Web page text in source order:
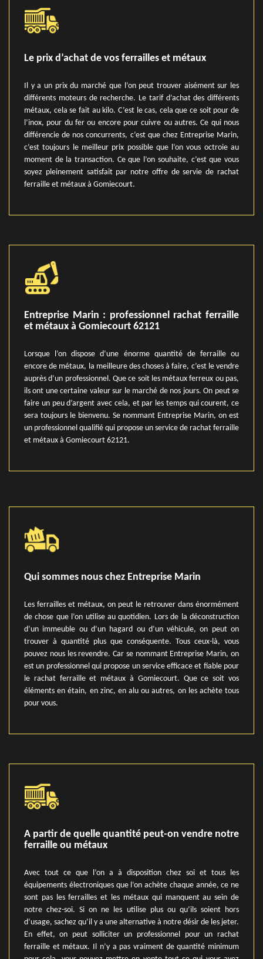
Le prix d’achat de vos ferrailles et métaux
Il y a un prix du marché que l’on peut trouver aisément sur les
différents moteurs de recherche. Le tarif d’achat des différents
métaux, cela se fait au kilo. C’est le cas, cela que ce soit pour de
l’inox, pour du fer ou encore pour cuivre ou autres. Ce qui nous
différencie de nos concurrents, c’est que chez Entreprise Marin,
c’est toujours le meilleur prix possible que l’on vous octroie au
moment de la transaction. Ce que l’on souhaite, c’est que vous
soyez pleinement satisfait par notre offre de servie de rachat
ferraille et métaux à Gomiecourt.
Entreprise Marin : professionnel rachat ferraille
et métaux à Gomiecourt 62121
Lorsque l’on dispose d’une énorme quantité de ferraille ou
encore de métaux, la meilleure des choses à faire, c’est le vendre
auprès d’un professionnel. Que ce soit les métaux ferreux ou pas,
ils ont une certaine valeur sur le marché de nos jours. On peut se
faire un peu d’argent avec cela, et par les temps qui courent, ce
sera toujours le bienvenu. Se nommant Entreprise Marin, on est
un professionnel qualifié qui propose un service de rachat ferraille
et métaux à Gomiecourt 62121.
Qui sommes nous chez Entreprise Marin
Les ferrailles et métaux, on peut le retrouver dans énormément
de chose que l’on utilise au quotidien. Lors de la déconstruction
d’un immeuble ou d’un hagard ou d’un véhicule, on peut on
trouver à quantité plus que conséquente. Tous ceux-là, vous
pouvez nous les revendre. Car se nommant Entreprise Marin, on
est un professionnel qui propose un service efficace et fiable pour
le rachat ferraille et métaux à Gomiecourt. Que ce soit vos
éléments en étain, en zinc, en alu ou autres, on les achète tous
pour vous.
A partir de quelle quantité peut-on vendre notre
ferraille ou métaux
Avec tout ce que l’on a à disposition chez soi et tous les
équipements électroniques que l’on achète chaque année, ce ne
sont pas les ferrailles et les métaux qui manquent au sein de
notre chez-soi. Si on ne les utilise plus ou qu’ils soient hors
d’usage, sachez qu’il y a une alternative à notre désir de les jeter.
En effet, on peut solliciter un professionnel pour un rachat
ferraille et métaux. Il n’y a pas vraiment de quantité minimum